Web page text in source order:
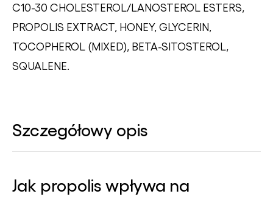
C10-30 CHOLESTEROL/LANOSTEROL ESTERS,
PROPOLIS EXTRACT, HONEY, GLYCERIN,
TOCOPHEROL (MIXED), BETA-SITOSTEROL,
SQUALENE.
Szczegółowy opis
Jak propolis wpływa na